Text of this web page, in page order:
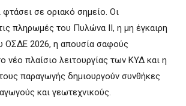
σε οριακό σημείο. Οι
πληρωμές του Πυλώνα ΙΙ, η μη έγκαιρη
ΟΣΔΕ 2026, η απουσία σαφούς
νέο πλαίσιο λειτουργίας των ΚΥΔ και η
παραγωγής δημιουργούν συνθήκες
και γεωτεχνικούς.